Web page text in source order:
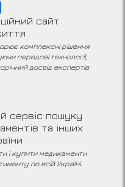
сайт
комплексні рішення
передові технології,
досвід експертів
сервіс пошуку
та інших
і купити медикаменти
по всій Україні.